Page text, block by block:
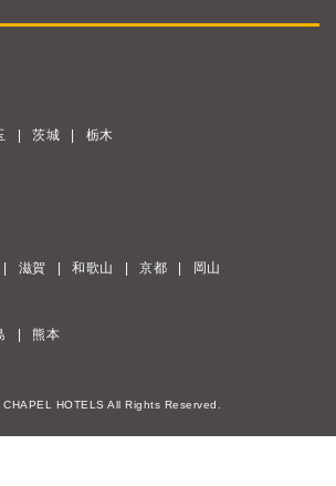
茨城 栃木
滋賀 和歌山 京都 岡山
熊本
HOTELS All Rights Reserved.